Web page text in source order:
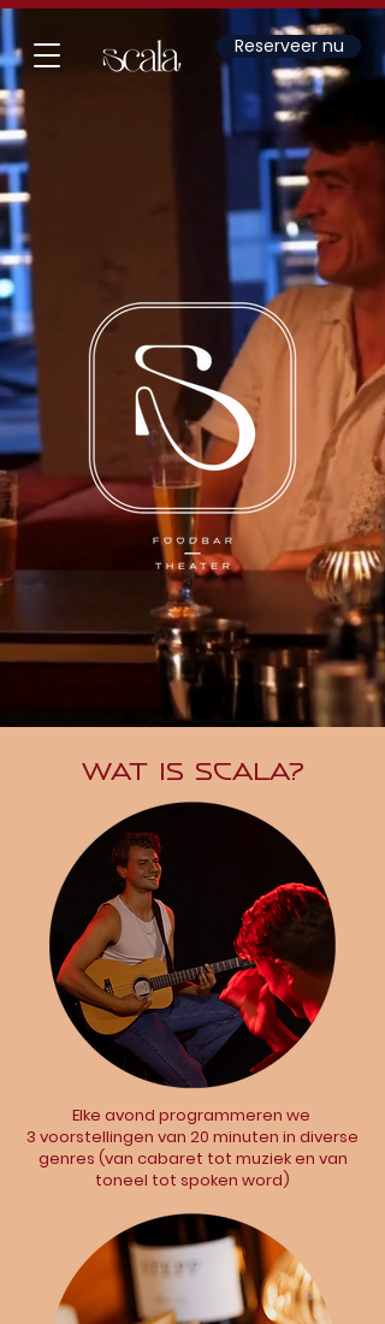
Reserveer nu
Wat is Scala?
Elke avond programmeren we
3 voorstellingen van 20 minuten in diverse
genres (van cabaret tot muziek en van
toneel tot spoken word)